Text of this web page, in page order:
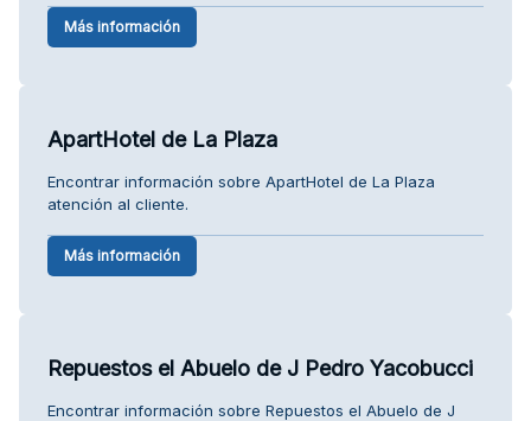
Más información
ApartHotel de La Plaza
Encontrar información sobre ApartHotel de La Plaza
atención al cliente.
Más información
Repuestos el Abuelo de J Pedro Yacobucci
Encontrar información sobre Repuestos el Abuelo de J